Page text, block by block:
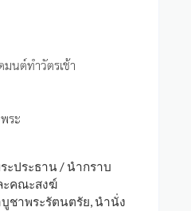
นต์ทำวัตรเช้า
ระ
ะประธาน / นำกราบ
ะคณะสงฆ์
ชาพระรัตนตรัย, นำนั่ง